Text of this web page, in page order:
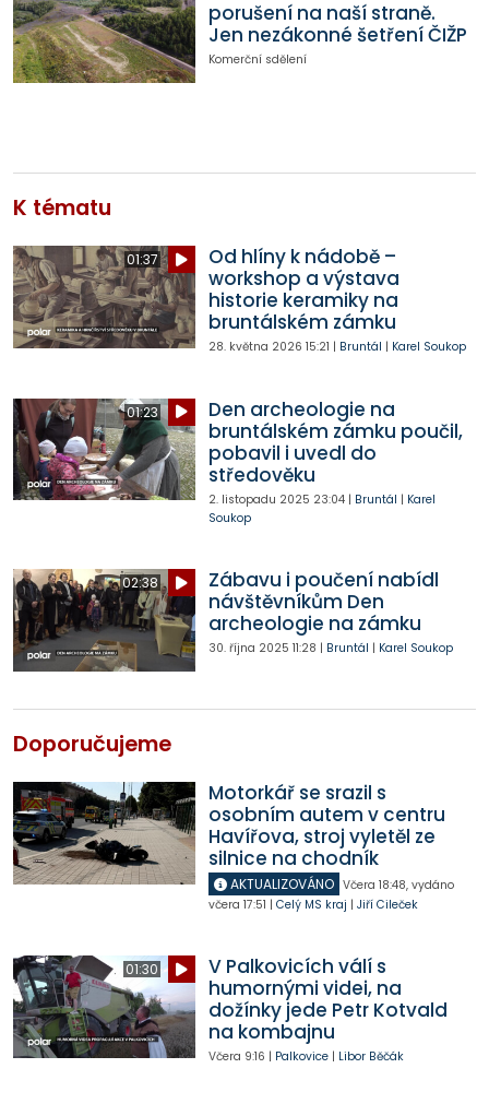
porušení na naší straně.
Jen nezákonné šetření ČIŽP
Komerční sdělení
K tématu
01:37
Od hlíny k nádobě –
workshop a výstava
historie keramiky na
bruntálském zámku
28. května 2026 15:21 | Bruntál | Karel Soukop
01:23
Den archeologie na
bruntálském zámku poučil,
pobavil i uvedl do
středověku
2. listopadu 2025 23:04| Bruntál | Karel
Soukop
02:38
Zábavu i poučení nabídl
návštěvníkům Den
archeologie na zámku
30. října 2025 11:28 | Bruntál | Karel Soukop
Doporučujeme
Motorkář se srazil s
osobním autem v centru
Havířova, stroj vyletěl ze
silnice na chodník
AKTUALIZOVÁNO Včera 18:48, vydáno
včera 17:51 | Celý MS kraj | Jiří Cileček
01:30
V Palkovicích válí s
humornými videi, na
dožínky jede Petr Kotvald
na kombajnu
Včera 9:16 | Palkovice| Libor Běčák